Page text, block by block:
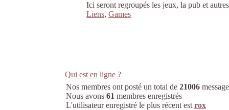
Ici seront regroupés les jeux, la pub et
Liens, Games
Qui est en ligne ?
Nos membres ont posté un total de 21006
Nous avons 61 membres enregistrés
L'utilisateur enregistré le plus récent est rox